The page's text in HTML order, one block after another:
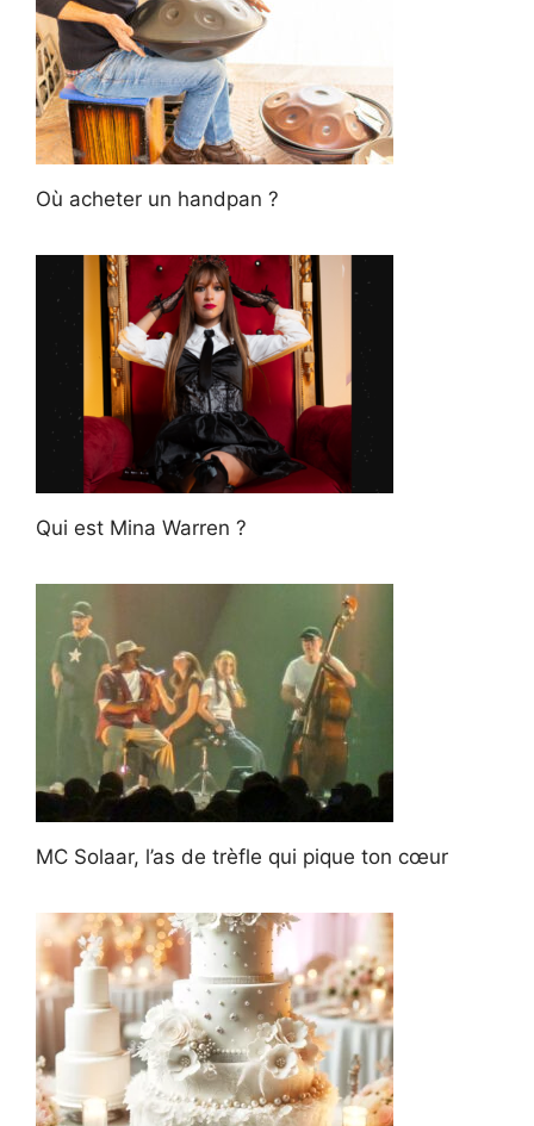
Où acheter un handpan ?
Qui est Mina Warren ?
MC Solaar, l’as de trèfle qui pique ton cœur